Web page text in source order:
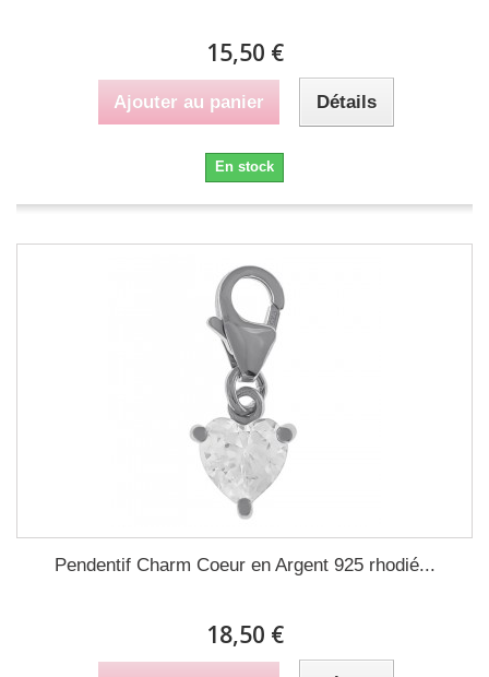
15,50 €
Ajouter au panier Détails
En stock
Pendentif Charm Coeur en Argent 925 rhodié...
18,50 €